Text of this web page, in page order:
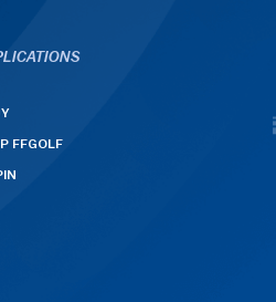
FFGOLF